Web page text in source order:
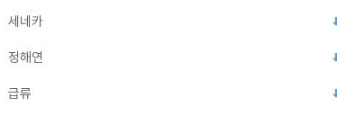
세네카
정해연
급류